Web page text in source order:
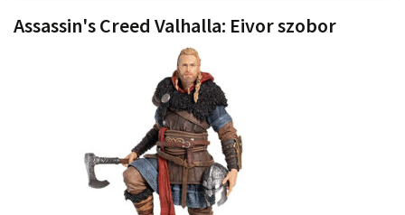
Assassin's Creed Valhalla: Eivor szobor